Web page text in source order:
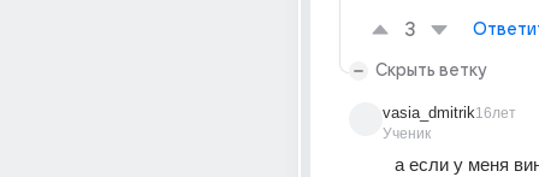
3
Скрыть ветку
vasia_dmitrik
Ученик
16лет
а если у меня